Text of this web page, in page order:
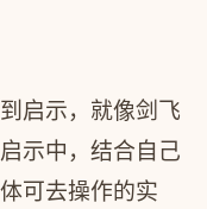
启示，就像剑飞
示中，结合自己
可去操作的实